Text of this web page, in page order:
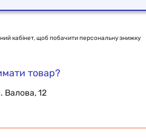
кабінет, щоб побачити персональну знижку
товар?
Валова, 12